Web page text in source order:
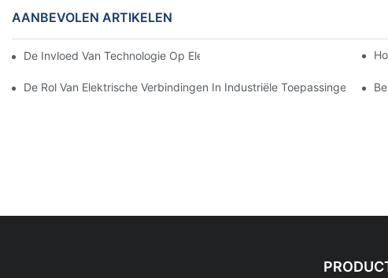
AANBEVOLEN ARTIKELEN
De Invloed Van Technologie Op Elektrische Verbindingen In Elektronica
De Rol Van Elektrische Verbindingen In Industriële Toepassingen